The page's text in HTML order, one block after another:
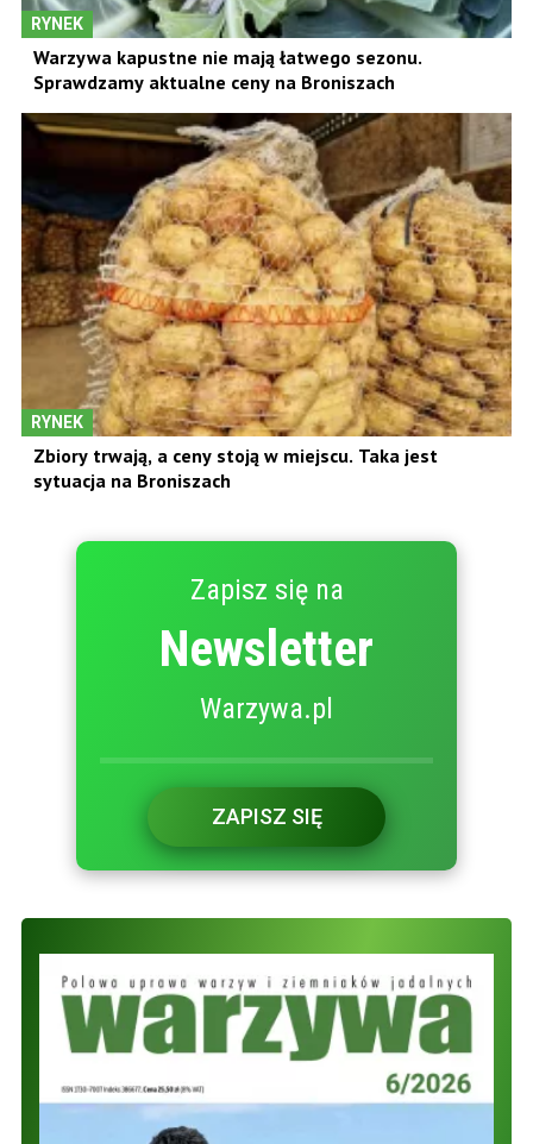
RYNEK
Warzywa kapustne nie mają łatwego sezonu.
Sprawdzamy aktualne ceny na Broniszach
RYNEK
Zbiory trwają, a ceny stoją w miejscu. Taka jest
sytuacja na Broniszach
Zapisz się na
Newsletter
Warzywa.pl
ZAPISZ SIĘ